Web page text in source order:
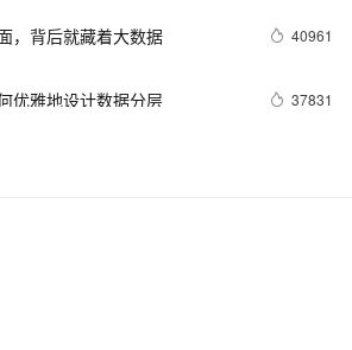
，背后就藏着大数据 40961
优雅地设计数据分层 37831
仓案例
表库  可视化利器强强联手